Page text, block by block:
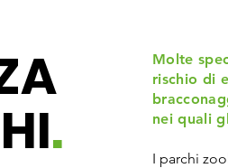
.
Molte
rischio di
nei quali
I parchi